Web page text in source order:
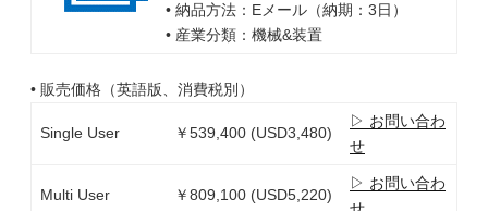
• 納品方法：Eメール（納期：3日）
• 産業分類：機械&装置
• 販売価格（英語版、消費税別）
Single User ￥539,400 (USD3,480)
▷ お問い合わ
せ
Multi User ￥809,100 (USD5,220)
▷ お問い合わ